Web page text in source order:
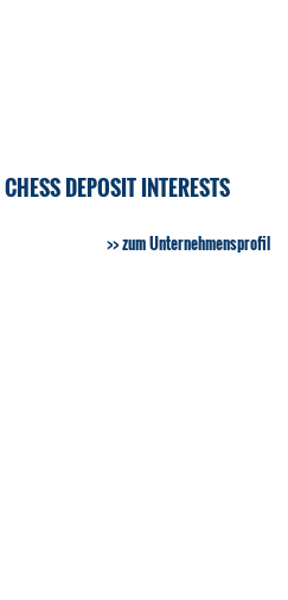
DEPOSIT INTERESTS
zum Unternehmensprofil